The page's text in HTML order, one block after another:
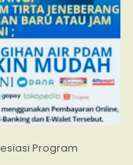
Program